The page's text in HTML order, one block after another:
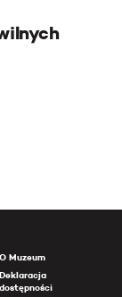
O Muzeum
Deklaracja
dostępności